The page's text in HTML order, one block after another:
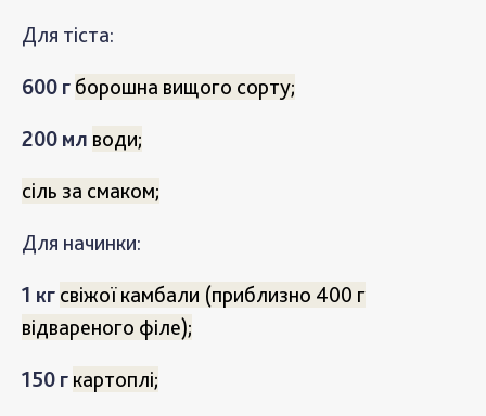
Для тіста:
600 г борошна вищого сорту;
200 мл води;
сіль за смаком;
Для начинки:
1 кг свіжої камбали (приблизно 400 г
відвареного філе);
150 г картоплі;